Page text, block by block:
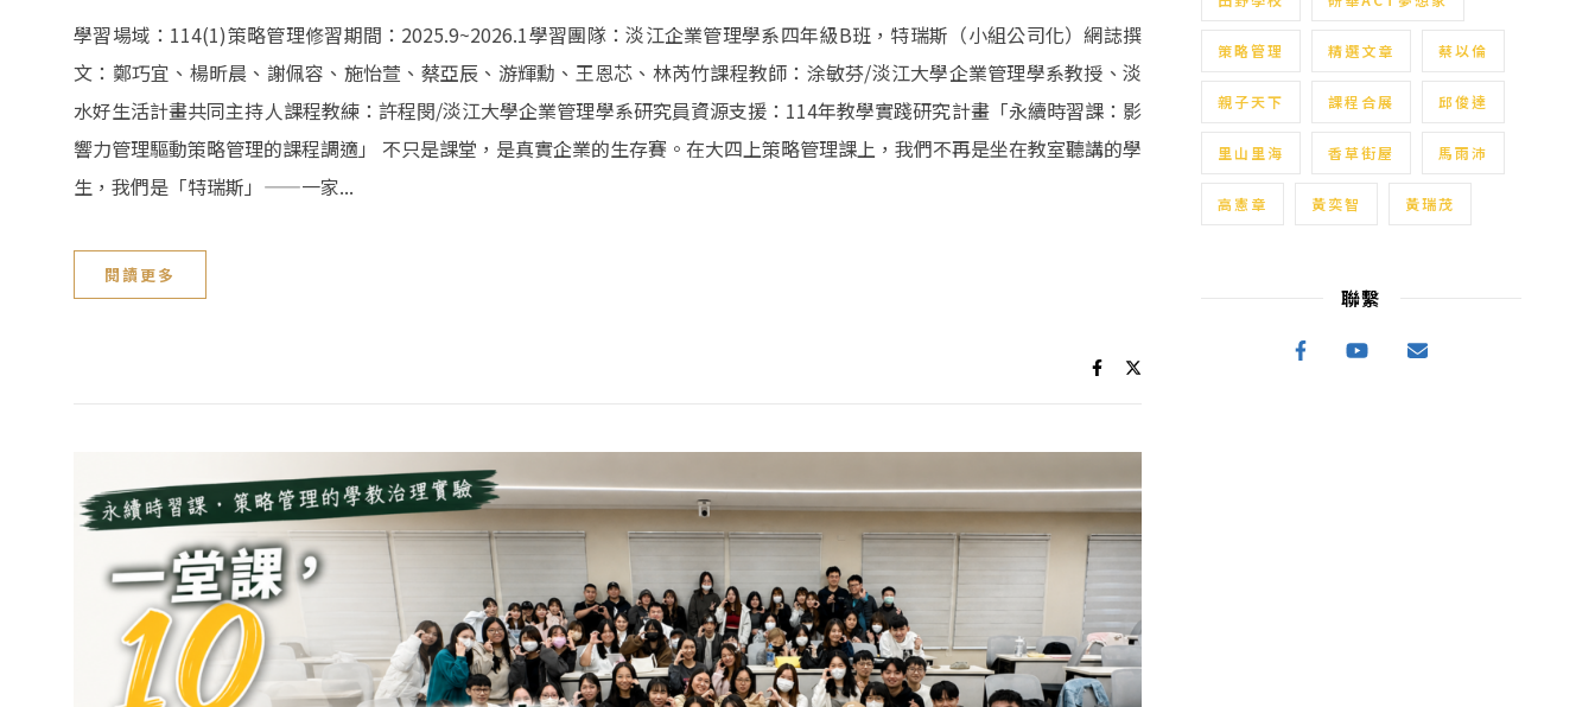
學習場域：114(1)策略管理修習期間：2025.9~2026.1學習團隊：淡江企業管理學系四年級B班，特瑞斯（小組公司化）網誌撰
文：鄭巧宜、楊昕晨、謝佩容、施怡萱、蔡亞辰、游輝勳、王恩芯、林芮竹課程教師：涂敏芬/淡江大學企業管理學系教授、淡
水好生活計畫共同主持人課程教練：許程閔/淡江大學企業管理學系研究員資源支援：114年教學實踐研究計畫「永續時習課：影
響力管理驅動策略管理的課程調適」 不只是課堂，是真實企業的生存賽。在大四上策略管理課上，我們不再是坐在教室聽講的學
生，我們是「特瑞斯」——一家...
閱讀更多
策略管理 精選文章 蔡以倫
親子天下 課程合展 邱俊達
里山里海 香草街屋 馬雨沛
高憲章 黃奕智 黃瑞茂
聯繫